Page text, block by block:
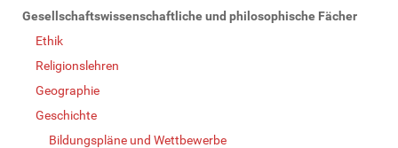
Gesellschaftswissenschaftliche und philosophische Fächer
Ethik
Religionslehren
Geographie
Geschichte
Bildungspläne und Wettbewerbe